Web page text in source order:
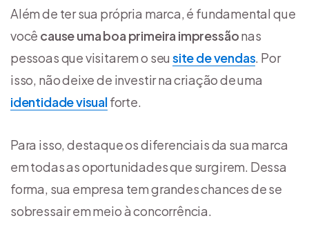
Além de ter sua própria marca, é fundamental que
você cause uma boa primeira impressãonas
pessoas que visitarem o seu site de vendas. Por
isso, não deixe de investir na criação de uma
identidade visualforte.
Para isso, destaque os diferenciais da sua marca
em todas as oportunidades que surgirem. Dessa
forma, sua empresa tem grandes chances de se
sobressair em meio à concorrência.